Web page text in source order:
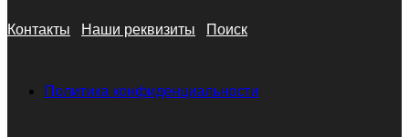
Контакты Наши реквизиты Поиск
Политика конфиденциальности